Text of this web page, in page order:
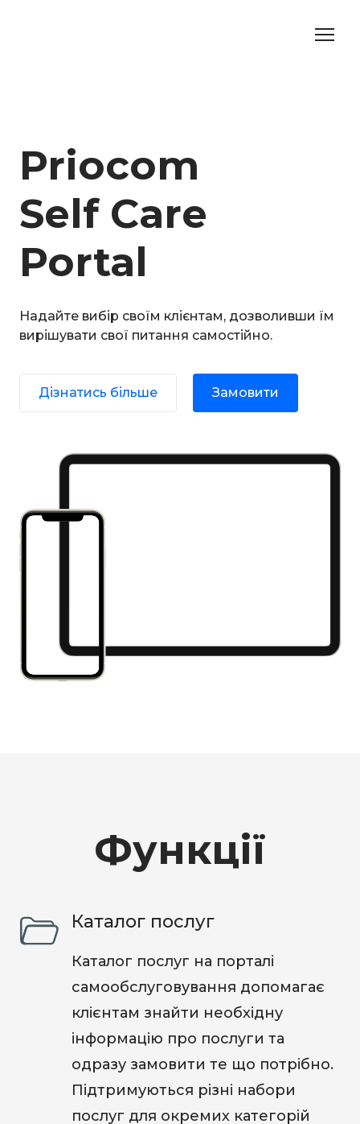
Priocom
Self Care
Portal
Надайте вибір своїм клієнтам, дозволивши їм
вирішувати свої питання самостійно.
Дізнатись більше Замовити
Функції
Каталог послуг
Каталог послуг на порталі
самообслуговування допомагає
клієнтам знайти необхідну
інформацію про послуги та
одразу замовити те що потрібно.
Підтримуються різні набори
послуг для окремих категорій